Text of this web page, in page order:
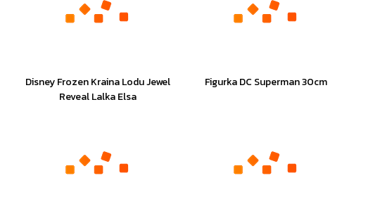
Disney Frozen Kraina Lodu Jewel
Reveal Lalka Elsa
Figurka DC Superman 30cm